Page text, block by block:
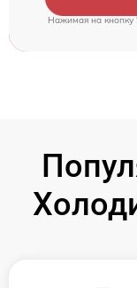
Нажимая на кнопку